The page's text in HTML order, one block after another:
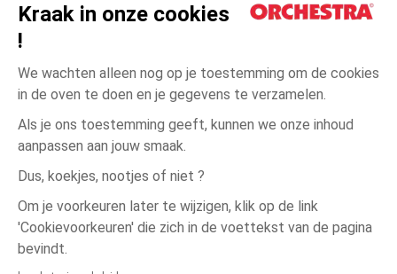
Kraak in onze cookies
!
We wachten alleen nog op je toestemming om de cookies
in de oven te doen en je gegevens te verzamelen.
Als je ons toestemming geeft, kunnen we onze inhoud
aanpassen aan jouw smaak.
Dus, koekjes, nootjes of niet ?
Om je voorkeuren later te wijzigen, klik op de link
'Cookievoorkeuren' die zich in de voettekst van de pagina
bevindt.
Groen Groen
één
Algemene verkoopsvoorwaarden
Wettelijke bepalingen
Persoonsgegevens